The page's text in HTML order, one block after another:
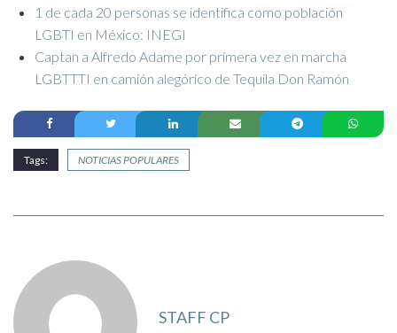
1 de cada 20 personas se identifica como población
LGBTI en México: INEGI
Captan a Alfredo Adame por primera vez en marcha
LGBTTTI en camión alegórico de Tequila Don Ramón
Tags: NOTICIAS POPULARES
STAFF CP